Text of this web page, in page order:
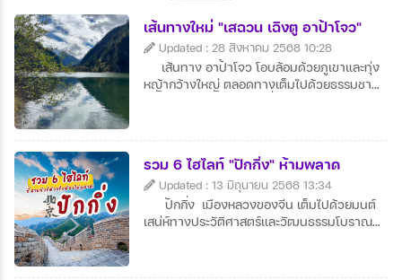
เส้นทางใหม่ "เสฉวน เฉิงตู อาป้าโจว"
Updated : 28 สิงหาคม 2568 10:28
เส้นทาง อาป้าโจว โอบล้อมด้วยภูเขาและทุ่ง
หญ้ากว้างใหญ่ ตลอดทางเต็มไปด้วยธรรมชาติ
รวม 6 ไฮไลท์ "ปักกิ่ง" ห้ามพลาด
Updated : 13 มิถุนายน 2568 13:34
ปักกิ่ง เมืองหลวงของจีน เต็มไปด้วยมนต์
เสน่ห์ทางประวัติศาสตร์และวัฒนธรรมโบราณ